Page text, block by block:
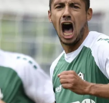
Moderní pětiboj
Motorsport
Olympijské hry
Parasport
Plavání